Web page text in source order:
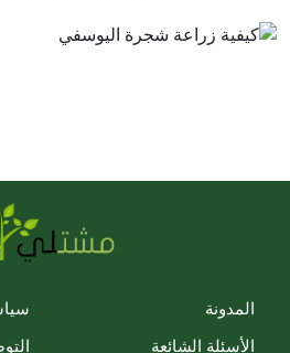
المدونة
الأسئلة الشائعة